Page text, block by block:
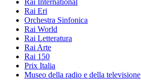
Rai International
Rai Eri
Orchestra Sinfonica
Rai World
Rai Letteratura
Rai Arte
Rai 150
Prix Italia
Museo della radio e della televisione